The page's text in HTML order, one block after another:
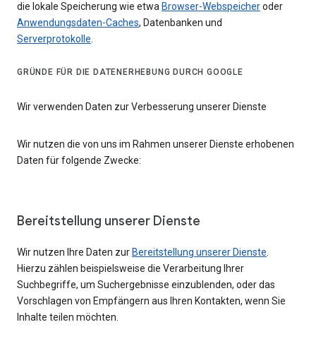
die lokale Speicherung wie etwa Browser-Webspeicheroder
Anwendungsdaten-Caches, Datenbanken und
Serverprotokolle.
GRÜNDE FÜR DIE DATENERHEBUNG DURCH GOOGLE
Wir verwenden Daten zur Verbesserung unserer Dienste
Wir nutzen die von uns im Rahmen unserer Dienste erhobenen
Daten für folgende Zwecke:
Bereitstellung unserer Dienste
Wir nutzen Ihre Daten zur Bereitstellung unserer Dienste
Hierzu zählen beispielsweise die Verarbeitung Ihrer
Suchbegriffe, um Suchergebnisse einzublenden, oder das
Vorschlagen von Empfängern aus Ihren Kontakten, wenn Sie
Inhalte teilen möchten.